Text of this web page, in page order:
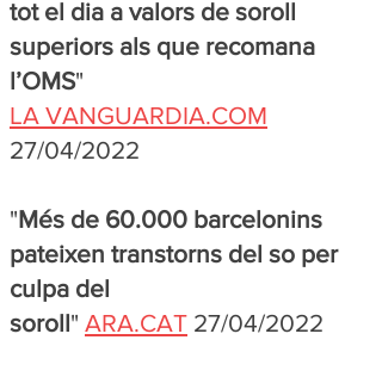
tot el dia a valors de soroll
superiors als que recomana
l’OMS"
LA VANGUARDIA.COM
27/04/2022
"Més de 60.000 barcelonins
pateixen transtorns del so per
culpa del
soroll" ARA.CAT 27/04/2022